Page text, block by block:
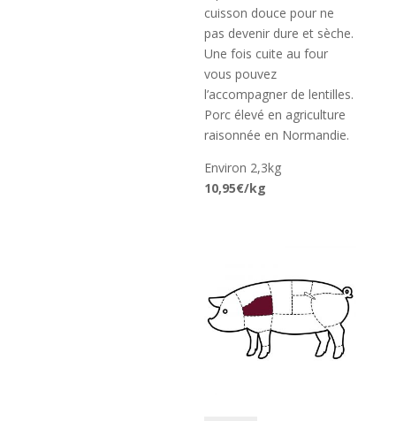
cuisson douce pour ne
pas devenir dure et sèche.
Une fois cuite au four
vous pouvez
l’accompagner de lentilles.
Porc élevé en agriculture
raisonnée en Normandie.
Environ 2,3kg
10,95€/kg